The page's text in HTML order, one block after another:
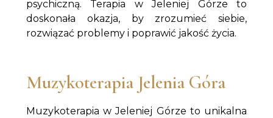
psychiczną. Terapia w Jeleniej Górze to
doskonała okazja, by zrozumieć siebie,
rozwiązać problemy i poprawić jakość życia.
Muzykoterapia Jelenia Góra
Muzykoterapia w Jeleniej Górze to unikalna